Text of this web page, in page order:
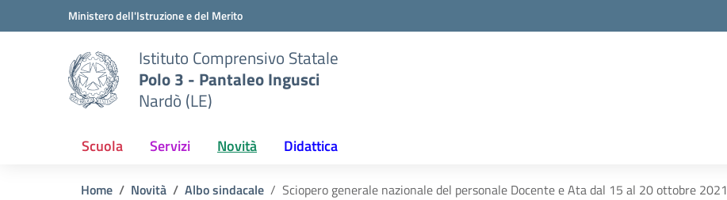
Vai ai contenuti
Vai al menu di navigazioneMinistero dell'Istruzione e del Merito
Istituto Comprensivo Statale
Polo 3 - Pantaleo Ingusci
Nardò (LE)
Scuola Servizi Novità Didattica
Home Novità Albo sindacale Sciopero generale nazionale del personale Docente e Ata dal 15 al 20 ottobre 2021